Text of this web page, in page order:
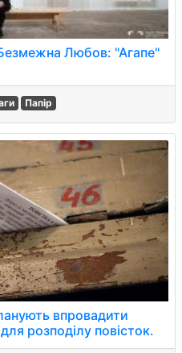
Любов: "Агапе"
Папір
впровадити
розподілу повісток.